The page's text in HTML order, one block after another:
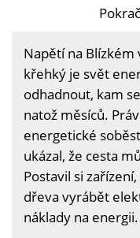
Napětí na Blízkém
křehký je svět
odhadnout, kam
natož měsíců.
energetické
ukázal, že cesta
Postavil si
dřeva vyrábět
náklady na energii.